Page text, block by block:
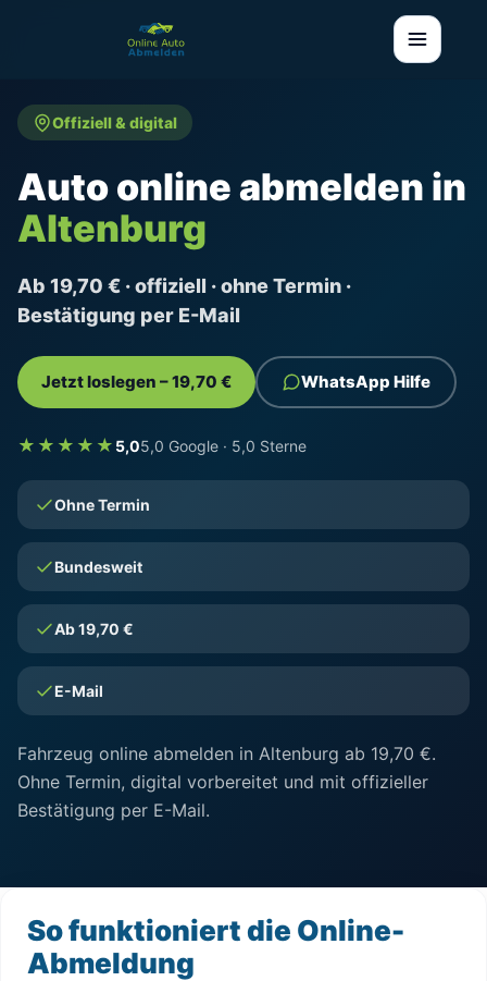
Offiziell & digital
Auto online abmelden in
Altenburg
Ab 19,70 € · offiziell · ohne Termin ·
Bestätigung per E-Mail
Jetzt loslegen – 19,70 € WhatsApp Hilfe
★★★★★ 5,05,0 Google · 5,0 Sterne
Ohne Termin
Bundesweit
Ab 19,70 €
E-Mail
Fahrzeug online abmelden in Altenburg ab 19,70 €.
Ohne Termin, digital vorbereitet und mit offizieller
Bestätigung per E-Mail.
So funktioniert die Online-
Abmeldung